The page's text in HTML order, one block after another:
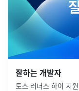
잘하는 개발자
토스 러너스 하이 지